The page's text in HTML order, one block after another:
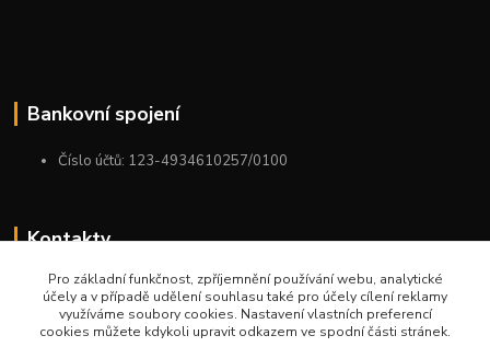
Bankovní spojení
Číslo účtů: 123-4934610257/0100
Kontakty
+420 775 954 963
9:00-12:00-13:00-16:00
Pro základní funkčnost, zpříjemnění používání webu, analytické
účely a v případě udělení souhlasu také pro účely cílení reklamy
využíváme soubory cookies. Nastavení vlastních preferencí
cookies můžete kdykoli upravit odkazem ve spodní části stránek.